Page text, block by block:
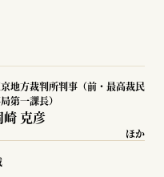
地方裁判所判事（前・最高裁民
第一課長）
崎 克彦
ほか